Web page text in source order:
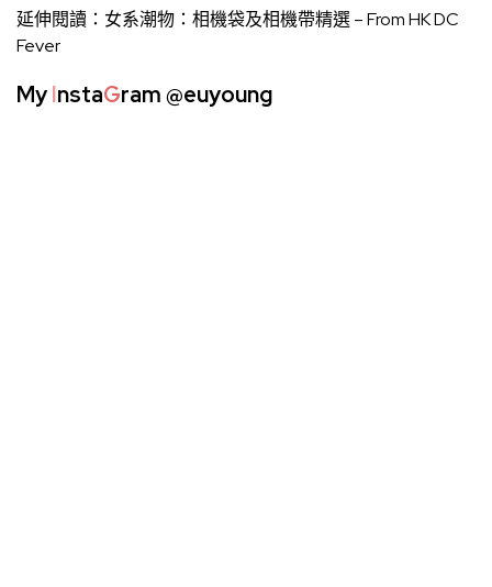
延伸閱讀： 女系潮物：相機袋及相機帶精選– From HK DC
Fever
MyInstaGram@euyoung